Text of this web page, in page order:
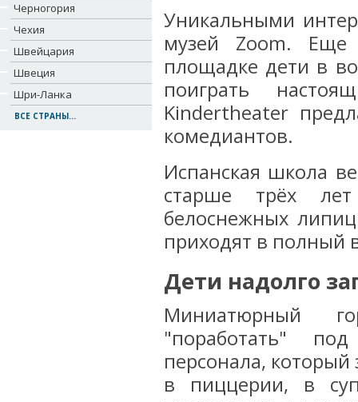
Черногория
Чехия
Швейцария
Швеция
Шри-Ланка
ВСЕ СТРАНЫ...
Уникальными
музей Zoom. Еще
площадке дети в
поиграть
Kindertheater
комедиантов.
Испанская школа
старше трёх
белоснежных
приходят в полный
Дети надолго
Миниатюрный
"поработать"
персонала, который
в пиццерии, в